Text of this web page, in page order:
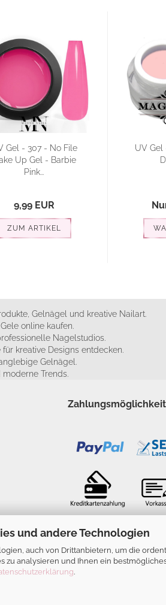
und andere Technologien
auch von Drittanbietern, um die
zu analysieren und Ihnen ein
.
Gel - 307 - No File
Up Gel - Barbie
Pink...
9,99 EUR
ZUM ARTIKEL
UV Gel
Gelnägel und kreative Nailart.
online kaufen.
Nagelstudios.
kreative Designs entdecken.
Gelnägel.
Trends.